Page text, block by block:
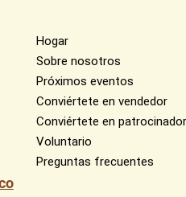
Hogar
Sobre nosotros
Próximos eventos
Conviértete en vendedor
Conviértete en patrocinador
Voluntario
Preguntas frecuentes